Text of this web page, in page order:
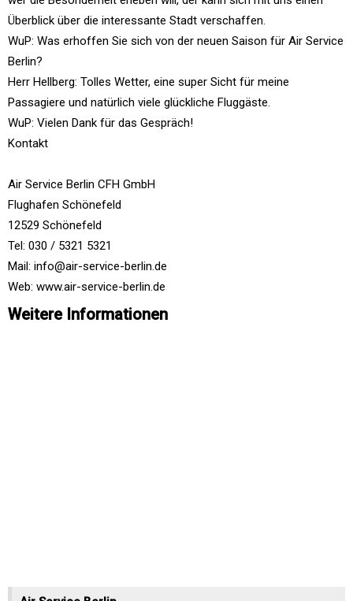
Überblick über die interessante Stadt verschaffen.
WuP: Was erhoffen Sie sich von der neuen Saison für Air Service
Berlin?
Herr Hellberg: Tolles Wetter, eine super Sicht für meine
Passagiere und natürlich viele glückliche Fluggäste.
WuP: Vielen Dank für das Gespräch!
Kontakt
Air Service Berlin CFH GmbH
Flughafen Schönefeld
12529 Schönefeld
Tel: 030 / 5321 5321
Mail: info@air-service-berlin.de
Web: www.air-service-berlin.de
Weitere Informationen